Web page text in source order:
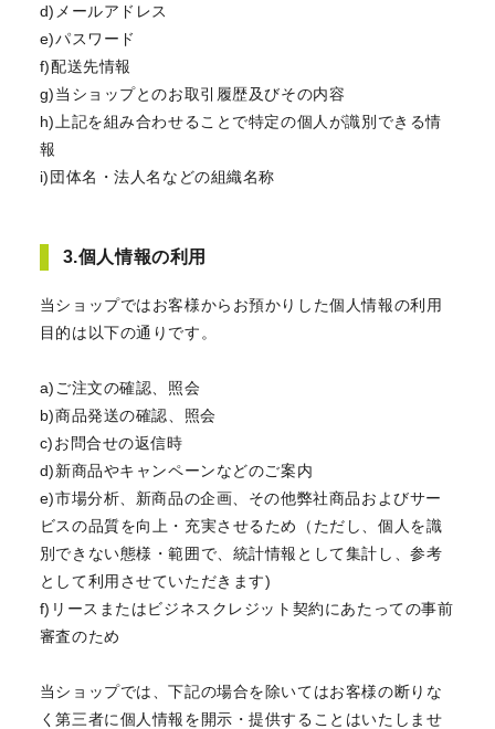
d)メールアドレス
e)パスワード
f)配送先情報
g)当ショップとのお取引履歴及びその内容
h)上記を組み合わせることで特定の個人が識別できる情
報
i)団体名・法人名などの組織名称
3.個人情報の利用
当ショップではお客様からお預かりした個人情報の利用
目的は以下の通りです。
a)ご注文の確認、照会
b)商品発送の確認、照会
c)お問合せの返信時
d)新商品やキャンペーンなどのご案内
e)市場分析、新商品の企画、その他弊社商品およびサー
ビスの品質を向上・充実させるため（ただし、個人を識
別できない態様・範囲で、統計情報として集計し、参考
として利用させていただきます)
f)リースまたはビジネスクレジット契約にあたっての事前
審査のため
当ショップでは、下記の場合を除いてはお客様の断りな
く第三者に個人情報を開示・提供することはいたしませ